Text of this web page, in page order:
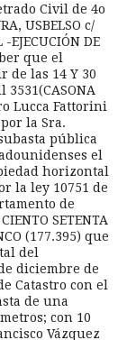
Civil de 4o
USBELSO c/
-EJECUCIÓN DE
que el
de las 14 Y 30
Lucca Fattorini
la Sra.
pública
el
horizontal
la ley 10751 de
de
SETENTA
(177.395) que
del
diciembre de
Catastro con el
de una
con 10
Vázquez